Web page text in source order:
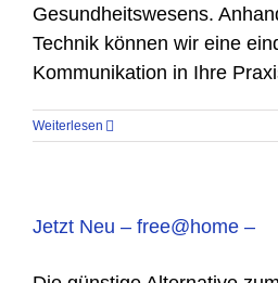
Gesundheitswesens.
Technik können wir eine
Kommunikation in Ihre
Weiterlesen
Jetzt Neu – free@home –